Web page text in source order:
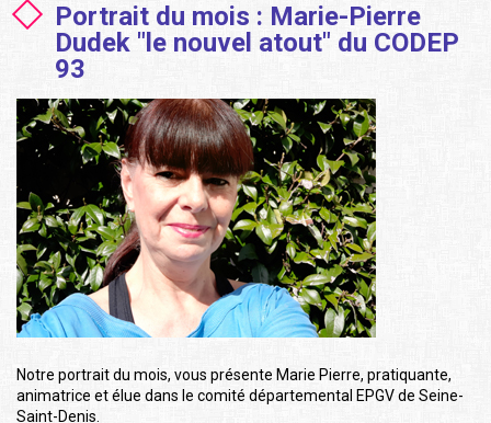
Portrait du mois : Marie-Pierre
Dudek "le nouvel atout" du CODEP
93
Notre portrait du mois, vous présente Marie Pierre, pratiquante,
animatrice et élue dans le comité départemental EPGV de Seine-
Saint-Denis.